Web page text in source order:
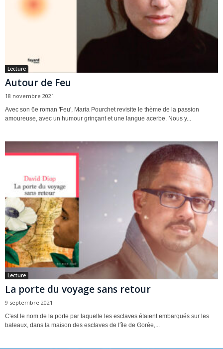
Lecture
Autour de Feu
18 novembre 2021
Avec son 6e roman 'Feu', Maria Pourchet revisite le thème de la passion
amoureuse, avec un humour grinçant et une langue acerbe. Nous y...
Lecture
La porte du voyage sans retour
9 septembre 2021
C'est le nom de la porte par laquelle les esclaves étaient embarqués sur les
bateaux, dans la maison des esclaves de l'île de Gorée,...